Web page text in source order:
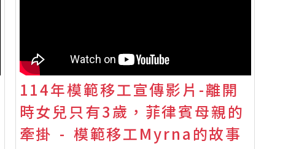
114年模範移工宣傳影片-離開
時女兒只有3歲，菲律賓母親的
牽掛 - 模範移工Myrna的故事